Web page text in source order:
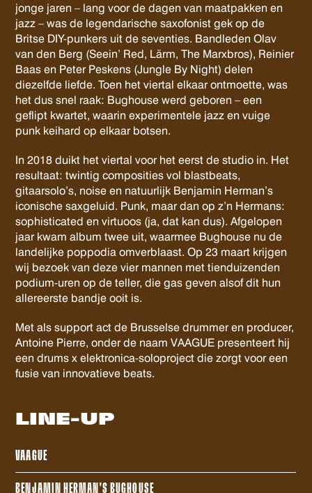
jonge jaren – lang voor de dagen van maatpakken en
jazz – was de legendarische saxofonist gek op de
Britse DIY-punkers uit de seventies. Bandleden Olav
van den Berg (Seein’ Red, Lärm, The Marxbros), Reinier
Baas en Peter Peskens (Jungle By Night) delen
diezelfde liefde. Toen het viertal elkaar ontmoette, was
het dus snel raak: Bughouse werd geboren – een
geflipt kwartet, waarin experimentele jazz en vuige
punk keihard op elkaar botsen.
In 2018 duikt het viertal voor het eerst de studio in. Het
resultaat: twintig composities vol blastbeats,
gitaarsolo’s, noise en natuurlijk Benjamin Herman’s
iconische saxgeluid. Punk, maar dan op z’n Hermans:
sophisticated en virtuoos (ja, dat kan dus). Afgelopen
jaar kwam album twee uit, waarmee Bughouse nu de
landelijke poppodia omverblaast. Op 23 maart krijgen
wij bezoek van deze vier mannen met tienduizenden
podium-uren op de teller, die gas geven alsof dit hun
allereerste bandje ooit is.
Met als support act de Brusselse drummer en producer,
Antoine Pierre, onder de naam VAAGUE presenteert hij
een drums x elektronica-soloproject die zorgt voor een
fusie van innovatieve beats.
LINE-UP
VAAGUE
BENJAMIN HERMAN'S BUGHOUSE